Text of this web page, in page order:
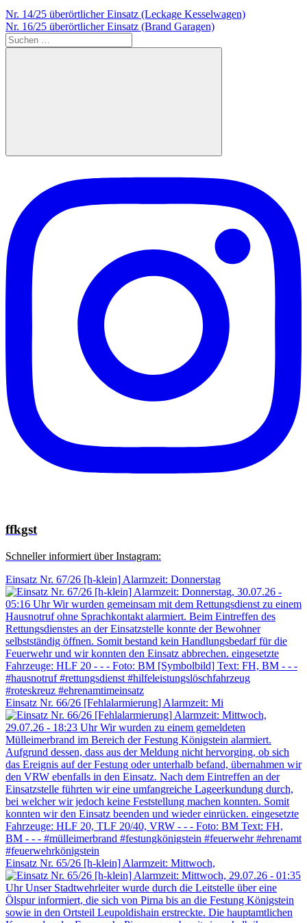
Beitragsnavigation
Vorheriger
Beitrag:
Nr. 14/25 überörtlicher Einsatz (Leckage Kesselwagen)
Nächster
Beitrag:
Nr. 16/25 überörtlicher Einsatz (Brand Garagen)
Suchen
nach:
Suchen
ffkgst
Schneller informiert über Instagram:
Einsatz Nr. 67/26 [h-klein] Alarmzeit: Donnerstag
Einsatz Nr. 66/26 [Fehlalarmierung] Alarmzeit: Mi
Einsatz Nr. 65/26 [h-klein] Alarmzeit: Mittwoch,